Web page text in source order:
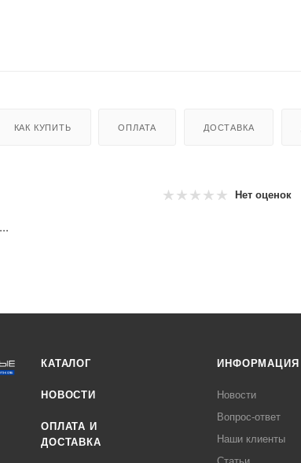
КАК КУПИТЬ ОПЛАТА ДОСТАВКА
Нет оценок
КАТАЛОГ
НОВОСТИ
ОПЛАТА И
ДОСТАВКА
ИНФОРМАЦИЯ
Новости
Вопрос-ответ
Наши клиенты